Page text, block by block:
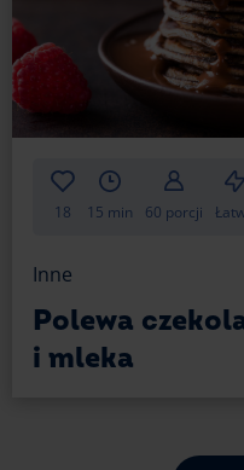
18 15 min 60 porcji
Inne
Polewa
i mleka